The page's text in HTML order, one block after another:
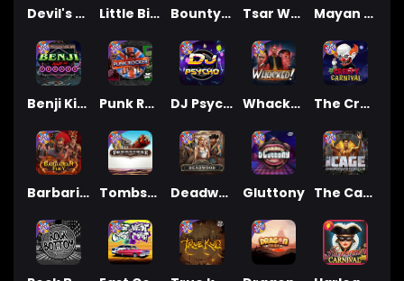
Tsar Wars
The Cage
Bounty Hunters xNudge®
Little Bighorn
Benji Killed in Vegas
Barbarian Fury
Devil's Crossroad
Gluttony
Mayan Magic Wildfire
Deadwood xNudge
DJ Psycho
Tombstone
Punk Rocker The Creepy Carnival
Whacked